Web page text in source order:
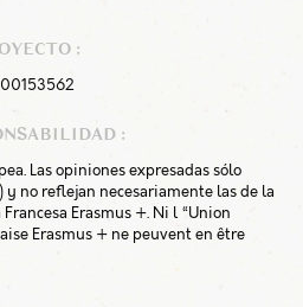
:
:
Las opiniones expresadas sólo
no reflejan necesariamente las de la
Erasmus +. Ni l “Union
Erasmus + ne peuvent en être